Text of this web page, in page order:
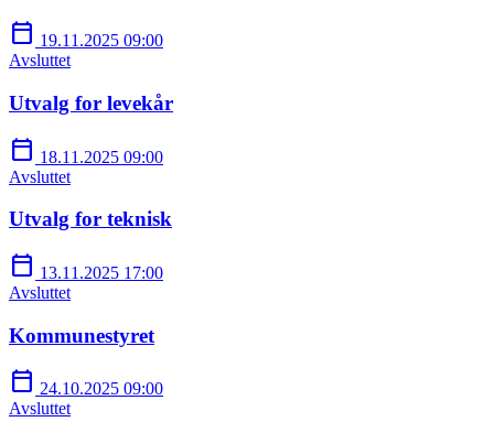
calendar_today 19.11.2025 09:00
Avsluttet
Utvalg for levekår
calendar_today 18.11.2025 09:00
Avsluttet
Utvalg for teknisk
calendar_today 13.11.2025 17:00
Avsluttet
Kommunestyret
calendar_today 24.10.2025 09:00
Avsluttet